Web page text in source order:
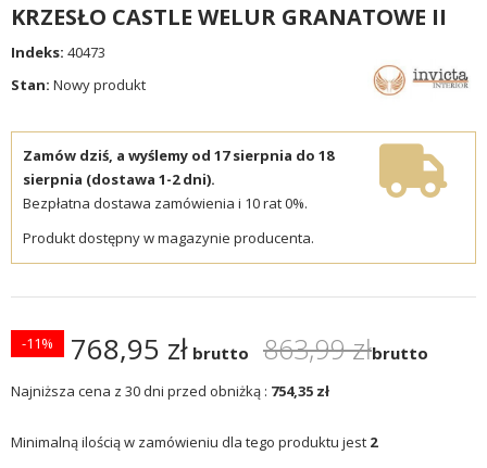
KRZESŁO CASTLE WELUR GRANATOWE II
Indeks: 40473
Stan: Nowy produkt
Zamów dziś, a wyślemy od 17 sierpnia do 18
sierpnia (dostawa 1-2 dni).
Bezpłatna dostawa zamówienia i 10 rat 0%.
Produkt dostępny w magazynie producenta.
768,95 zł brutto 863,99 złbrutto
-11%
Najniższa cena z 30 dni przed obniżką : 754,35 zł
Minimalną ilością w zamówieniu dla tego produktu jest 2